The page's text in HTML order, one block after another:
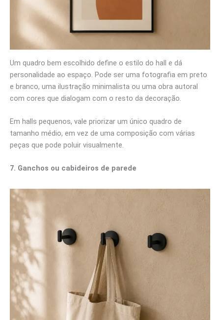
Um quadro bem escolhido define o estilo do hall e dá
personalidade ao espaço. Pode ser uma fotografia em preto
e branco, uma ilustração minimalista ou uma obra autoral
com cores que dialogam com o resto da decoração.
Em halls pequenos, vale priorizar um único quadro de
tamanho médio, em vez de uma composição com várias
peças que pode poluir visualmente.
7. Ganchos ou cabideiros de parede